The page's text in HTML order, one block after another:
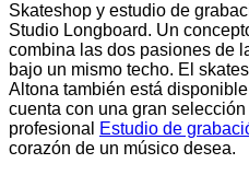
Skateshop y estudio de
Studio Longboard. Un
combina las dos pasiones de
bajo un mismo techo. El
Altona también está
cuenta con una gran
profesional
Estudio de
corazón de un músico desea.